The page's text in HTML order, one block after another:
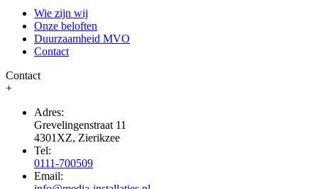
Wie zijn wij
Onze beloften
Duurzaamheid MVO
Contact
Contact
+
Adres:
Grevelingenstraat 11
4301XZ, Zierikzee
Tel:
0111-700509
Email: